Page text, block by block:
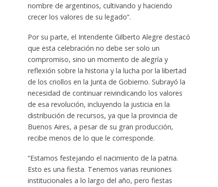
nombre de argentinos, cultivando y haciendo
crecer los valores de su legado”.
Por su parte, el Intendente Gilberto Alegre destacó
que esta celebración no debe ser solo un
compromiso, sino un momento de alegría y
reflexión sobre la historia y la lucha por la libertad
de los criollos en la Junta de Gobierno. Subrayó la
necesidad de continuar reivindicando los valores
de esa revolución, incluyendo la justicia en la
distribución de recursos, ya que la provincia de
Buenos Aires, a pesar de su gran producción,
recibe menos de lo que le corresponde.
“Estamos festejando el nacimiento de la patria.
Esto es una fiesta. Tenemos varias reuniones
institucionales a lo largo del año, pero fiestas